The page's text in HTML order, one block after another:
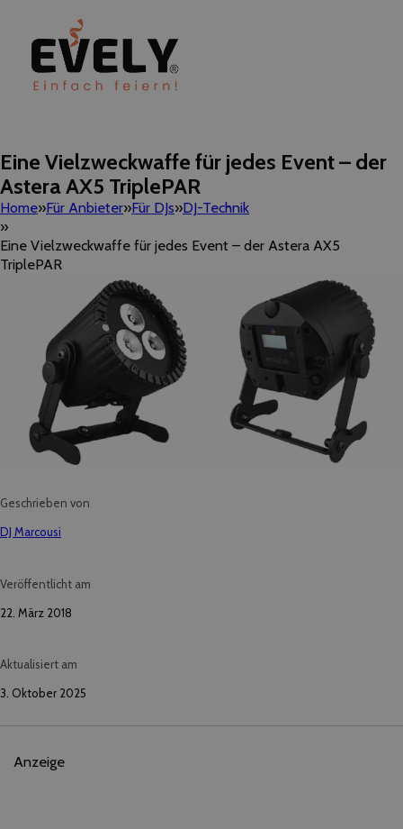
Eine Vielzweckwaffe für jedes Event – der
Astera AX5 TriplePAR
Home Für Anbieter Für DJs DJ-Technik
Eine Vielzweckwaffe für jedes Event – der Astera AX5
TriplePAR
Geschrieben von
DJ Marcousi
Veröffentlicht am
22. März 2018
Aktualisiert am
3. Oktober 2025
Anzeige